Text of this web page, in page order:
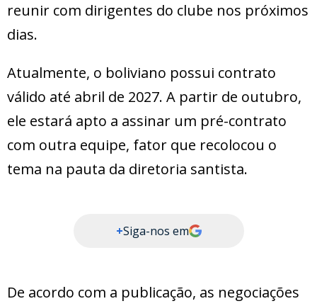
reunir com dirigentes do clube nos próximos
dias.
Atualmente, o boliviano possui contrato
válido até abril de 2027. A partir de outubro,
ele estará apto a assinar um pré-contrato
com outra equipe, fator que recolocou o
tema na pauta da diretoria santista.
+Siga-nos em
De acordo com a publicação, as negociações